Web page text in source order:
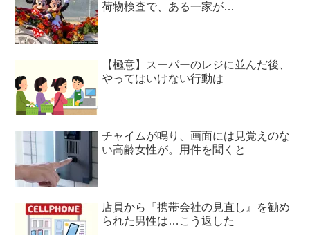
荷物検査で、ある一家が…
【極意】スーパーのレジに並んだ後、
やってはいけない行動は
チャイムが鳴り、画面には見覚えのな
い高齢女性が。用件を聞くと
店員から『携帯会社の見直し』を勧め
られた男性は…こう返した